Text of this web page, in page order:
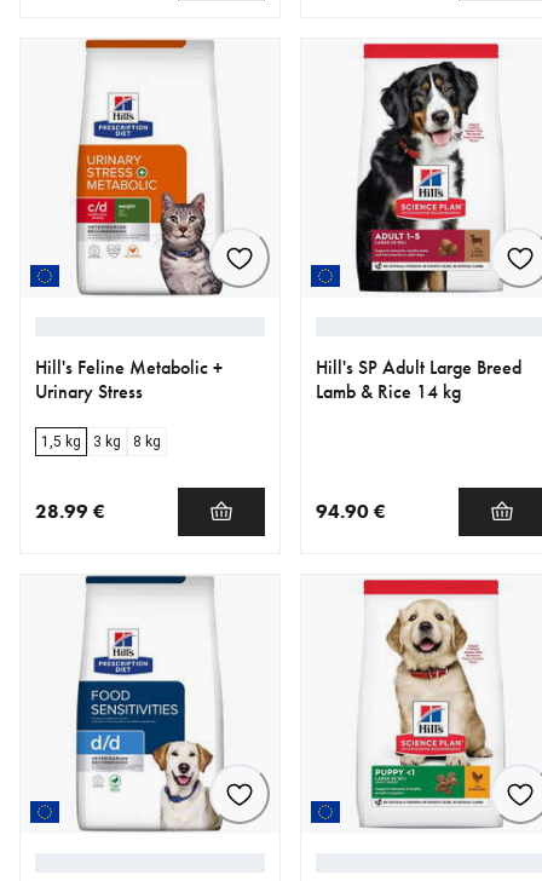
Hill's Feline Metabolic +
Urinary Stress
1,5 kg 3 kg 8 kg
28.99 €
Hill's SP Adult Large Breed
Lamb & Rice 14 kg
94.90 €